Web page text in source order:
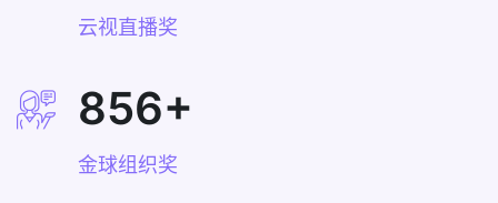
云视直播奖
856+
金球组织奖